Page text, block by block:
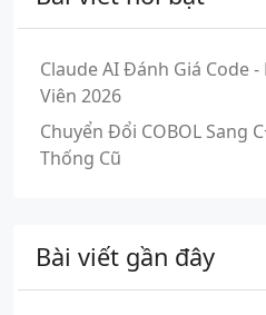
Claude AI Đánh Giá Code
Viên 2026
Chuyển Đổi COBOL Sang
Thống Cũ
Bài viết gần đây